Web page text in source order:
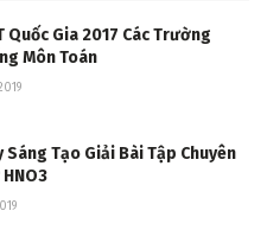
Quốc Gia 2017 Các Trường
Môn Toán
Sáng Tạo Giải Bài Tập Chuyên